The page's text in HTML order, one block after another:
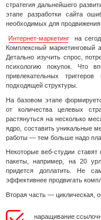
стратегия дальнейшего
этапе разработки сайта
необходимых для продвижения
Интернет-маркетинг
на
Комплексный маркетинговый
Детально изучить спрос,
психологию покупок. Что
привлекательных
подходящей структуры.
На базовом этапе
от количества целевых
растянуться на несколько
ядро, составить уникальные
работы — тем больше надо
Некоторые веб-студии
пакеты, например, на 20
придется доплатить. Не
эффективнее продвигать
Вторая часть — циклическая,
наращивание